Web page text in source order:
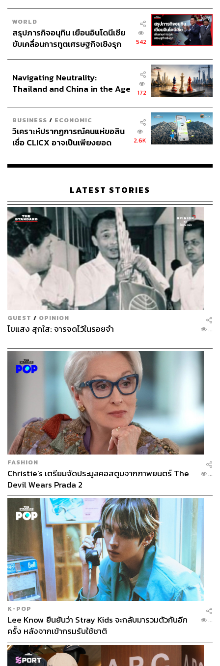
WORLD
สรุปภารกิจอนุทิน เยือนอินโดนีเซีย
ขับเคลื่อนการทูตเศรษฐกิจเชิงรุก
542
Navigating Neutrality:
Thailand and China in the Age
172
BUSINESS / ECONOMIC
วิเคราะห์ปรากฏการณ์คนแห่ขอสิน
เชื่อ CLICX อาจเป็นเพียงยอด
เรือนไทยที่ถูกซุกไว้
2.6K
LATEST STORIES
GUEST / OPINION
ไขแสง สุกใส: จารจดไว้ในรอยจำ ...
FASHION
Christie’s เตรียมจัดประมูลคอสตูมจากภาพยนตร์ The
Devil Wears Prada 2
...
K-POP
Lee Know ยืนยันว่า Stray Kids จะกลับมารวมตัวกันอีก
ครั้ง หลังจากเข้ากรมรับใช้ชาติ
...